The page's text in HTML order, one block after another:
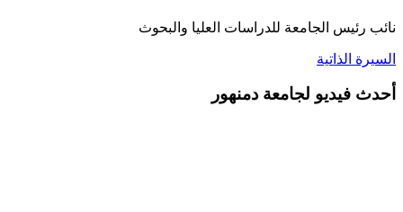
نائب رئيس الجامعة للدراسات العليا والبحوث
السيرة الذاتية
أحدث فيديو لجامعة دمنهور